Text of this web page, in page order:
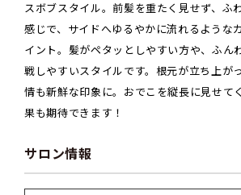
スボブスタイル。前髪を重たく見せず、ふ
感じで、サイドへゆるやかに流れるような
イント。髪がペタッとしやすい方や、ふん
戦しやすいスタイルです。根元が立ち上が
情も新鮮な印象に。おでこを縦長に見せて
果も期待できます！
サロン情報